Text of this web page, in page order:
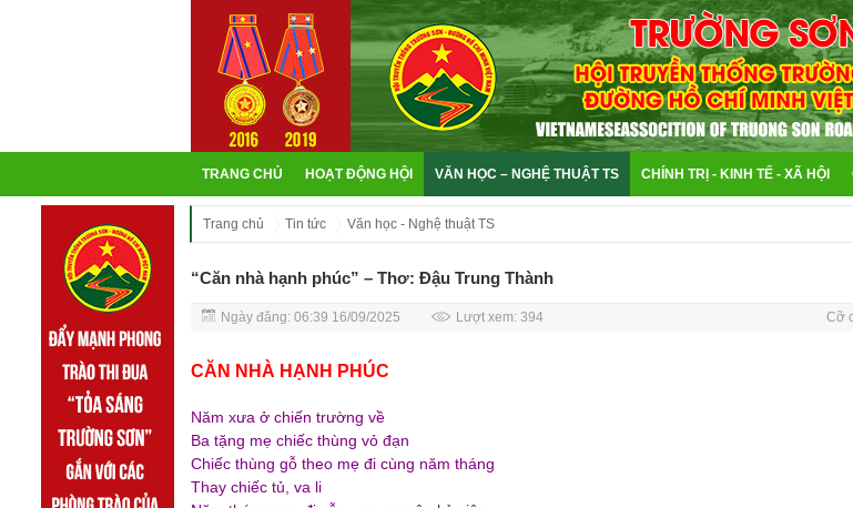
TRANG CHỦ HOẠT ĐỘNG HỘI VĂN HỌC – NGHỆ THUẬT TS CHÍNH TRỊ - KINH TẾ - XÃ HỘI
Trang chủ Tin tức Văn học - Nghệ thuật TS
“Căn nhà hạnh phúc” – Thơ: Đậu Trung Thành
Ngày đăng: 06:39 16/09/2025 Lượt xem: 394 Cỡ
CĂN NHÀ HẠNH PHÚC
Năm xưa ở chiến trường về
Ba tặng mẹ chiếc thùng vỏ đạn
Chiếc thùng gỗ theo mẹ đi cùng năm tháng
Thay chiếc tủ, va li